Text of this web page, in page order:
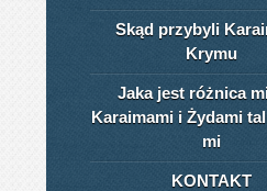
Skąd przybyli
Krymu
Jaka jest różnica
Karaimami i Żydami
mi
KONTAKT